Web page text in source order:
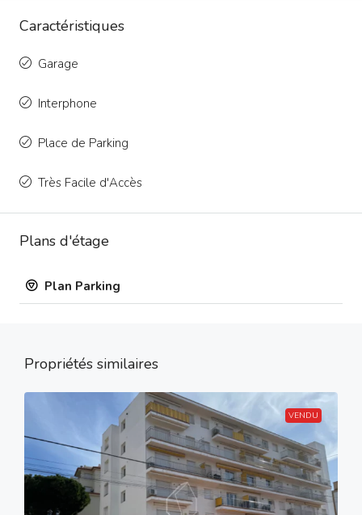
Caractéristiques
Garage
Interphone
Place de Parking
Très Facile d'Accès
Plans d'étage
Plan Parking
Propriétés similaires
VENDU